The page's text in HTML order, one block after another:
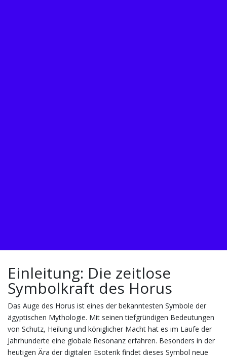
Einleitung: Die zeitlose
Symbolkraft des Horus
Das Auge des Horus ist eines der bekanntesten Symbole der
ägyptischen Mythologie. Mit seinen tiefgründigen Bedeutungen
von Schutz, Heilung und königlicher Macht hat es im Laufe der
Jahrhunderte eine globale Resonanz erfahren. Besonders in der
heutigen Ära der digitalen Esoterik findet dieses Symbol neue